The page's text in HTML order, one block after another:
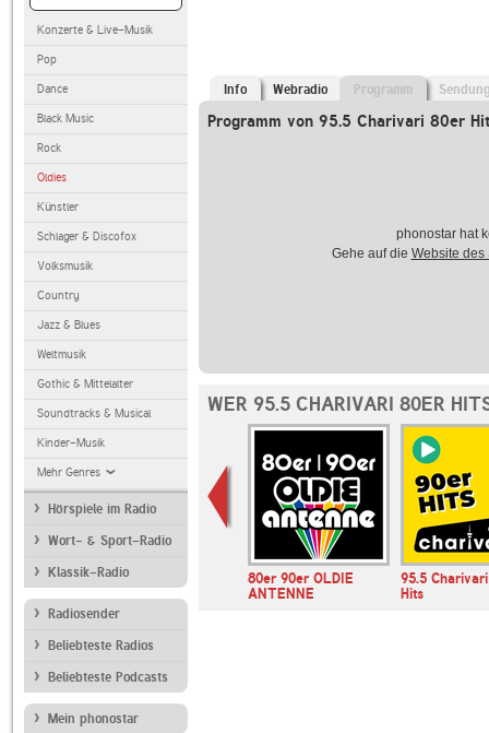
Konzerte & Live-Musik
Pop
Dance
Black Music
Rock
Oldies
Künstler
Schlager & Discofox
Volksmusik
Country
Jazz & Blues
Weltmusik
Gothic & Mittelalter
Soundtracks & Musical
Kinder-Musik
Mehr Genres
Hörspiele im Radio
Wort- & Sport-Radio
Klassik-Radio
Radiosender
Beliebteste Radios
Beliebteste Podcasts
Mein phonostar
Info Webradio Programm
Programm von 95.5 Charivari 80er
phonostar hat
Gehe auf die Website des
WER 95.5 CHARIVARI 80ER
80er 90er OLDIE
ANTENNE
95.5
Hits